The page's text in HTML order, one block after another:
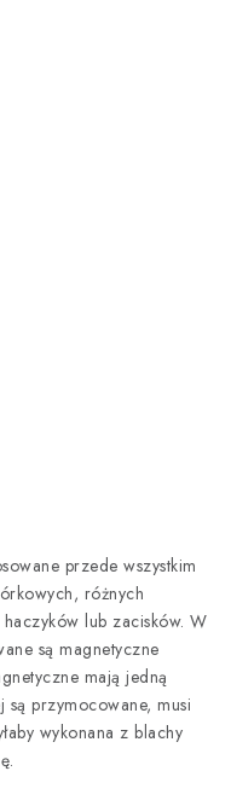
przede wszystkim
różnych
lub zacisków. W
są magnetyczne
mają jedną
przymocowane, musi
wykonana z blachy